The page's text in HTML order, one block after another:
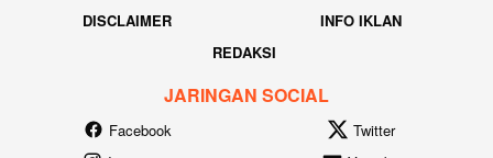
DISCLAIMER
INFO IKLAN
REDAKSI
JARINGAN SOCIAL
Facebook
Twitter